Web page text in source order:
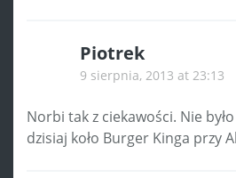
Piotrek
9 sierpnia, 2013 at 23:13
Norbi tak z ciekawości. Nie
dzisiaj koło Burger Kinga przy